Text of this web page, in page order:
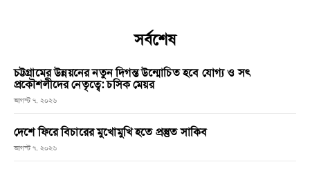
সর্বশেষ
চট্টগ্রামের উন্নয়নের নতুন দিগন্ত উন্মোচিত হবে যোগ্য ও সৎ
প্রকৌশলীদের নেতৃত্বে: চসিক মেয়র
আগস্ট ৭, ২০২৬
দেশে ফিরে বিচারের মুখোমুখি হতে প্রস্তুত সাকিব
আগস্ট ৭, ২০২৬